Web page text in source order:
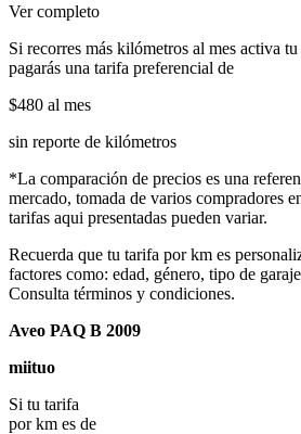
Ver completo
Si recorres más kilómetros al mes activa
pagarás una tarifa preferencial de
$480 al mes
sin reporte de kilómetros
*La comparación de precios es una
mercado, tomada de varios compradores
tarifas aqui presentadas pueden variar.
Recuerda que tu tarifa por km es
factores como: edad, género, tipo de
Consulta términos y condiciones.
Aveo PAQ B 2009
miituo
Si tu tarifa
por km es de